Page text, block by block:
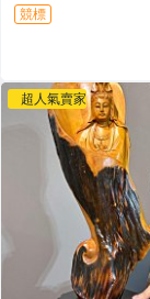
競標
超人氣賣家